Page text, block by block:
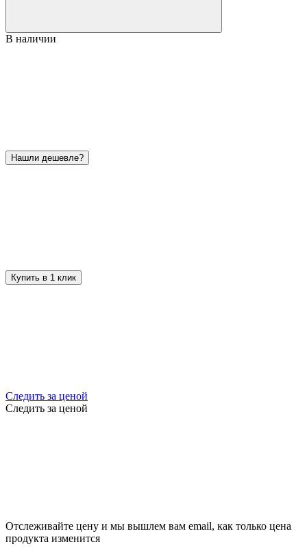
В наличии
Нашли дешевле?
Купить в 1 клик
Следить за ценой
Следить за ценой
Отслеживайте цену и мы вышлем вам email, как только цена
продукта изменится